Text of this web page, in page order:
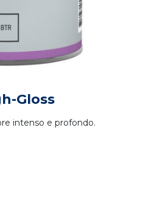
Gloss
intenso e profondo.